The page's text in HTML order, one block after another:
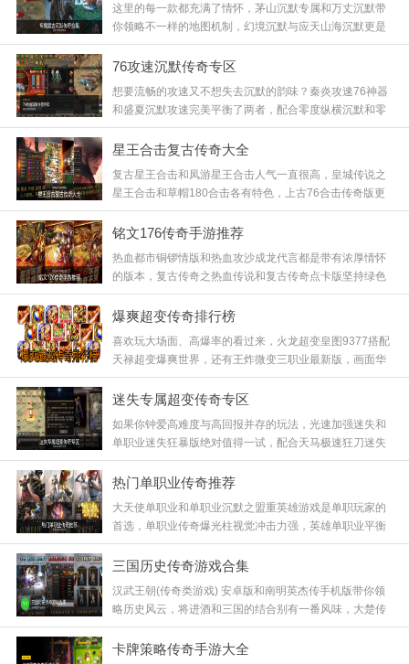
这里的每一款都充满了情怀，茅山沉默专属和万丈沉默带
你领略不一样的地图机制，幻境沉默与应天山海沉默更是
考验团队的配合，魔血沉默让战斗更具策略性，这种原汁
原味的复古体验，正是我们熬夜刷怪的动力源泉，快来下
76攻速沉默传奇专区
想要流畅的攻速又不想失去沉默的韵味？秦炎攻速76神器
和盛夏沉默攻速完美平衡了两者，配合零度纵横沉默和零
度专属小八戒，操作手感丝滑顺畅，打怪节奏感极强，再
加上零度火龙的点缀，这绝对是你不可错过的良心版本！
星王合击复古传奇大全
复古星王合击和凤游星王合击人气一直很高，皇城传说之
星王合击和草帽180合击各有特色，上古76合击传奇版更
是结合了76的耐玩和合击的爽快，这种双职业搭配的玩法
特别考验策略，找个好队友一起称霸沙城吧，快来加入战
铭文176传奇手游推荐
热血都市铜锣情版和热血攻沙成龙代言都是带有浓厚情怀
的版本，复古传奇之热血传说和复古传奇点卡版坚持绿色
公平，热血都市超变传奇则在经典基础上增加了爽度，这
些版本保留了最核心的铭文系统，玩起来特别有味道，快
爆爽超变传奇排行榜
喜欢玩大场面、高爆率的看过来，火龙超变皇图9377搭配
天禄超变爆爽世界，还有王炸微变三职业最新版，画面华
丽特效拉满，每一刀都伴随着震屏特效，让你体验到什么
叫做真正的财大气粗，这种土豪般的游戏体验绝对不容错
迷失专属超变传奇专区
如果你钟爱高难度与高回报并存的玩法，光速加强迷失和
单职业迷失狂暴版绝对值得一试，配合天马极速狂刀迷失
和狂烈异界迷失专属，这种在生死边缘疯狂试探的感觉太
刺激了，爆出极品装备的那一刻成就感爆棚，快来挑战
热门单职业传奇推荐
大天使单职业和单职业沉默之盟重英雄游戏是单职玩家的
首选，单职业传奇爆光柱视觉冲击力强，英雄单职业平衡
性做得不错，无上火龙单职业更是将单一职业玩出了花，
不需要复杂的技能搭配，专注于装备和等级的提升，简单
三国历史传奇游戏合集
汉武王朝(传奇类游戏) 安卓版和南明英杰传手机版带你领
略历史风云，将进酒和三国的结合别有一番风味，大楚传
奇更是重现了楚国霸业，这些版本在历史背景下加入了传
奇的刷怪玩法，让你在金戈铁马中体验不一样的激情，历
卡牌策略传奇手游大全